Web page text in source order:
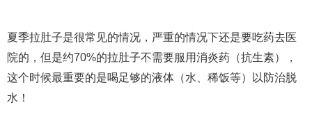
夏季拉肚子是很常见的情况，严重的情况下还是要吃药去医
院的，但是约70%的拉肚子不需要服用消炎药（抗生素），
这个时候最重要的是喝足够的液体（水、稀饭等）以防治脱
水！